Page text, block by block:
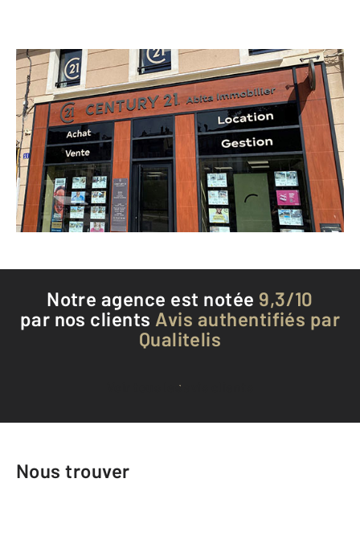
CENTURY 21 Abita Immobilier
21 Place des Cordeliers
ANNONAY - 07100
Envoyer un message
Téléphoner à l'agence
Notre agence est notée 9,3/10
par nos clients Avis authentifiés par
Qualitelis
Voir tous les avis clients
Nous trouver